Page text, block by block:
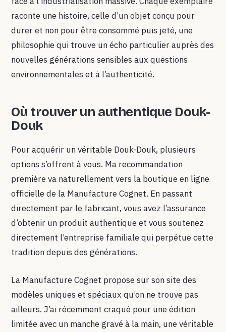
raconte une histoire, celle d’un objet conçu pour
durer et non pour être consommé puis jeté, une
philosophie qui trouve un écho particulier auprès des
nouvelles générations sensibles aux questions
environnementales et à l’authenticité.
Où trouver un authentique Douk-
Douk
Pour acquérir un véritable Douk-Douk, plusieurs
options s’offrent à vous. Ma recommandation
première va naturellement vers la boutique en ligne
officielle de la Manufacture Cognet. En passant
directement par le fabricant, vous avez l’assurance
d’obtenir un produit authentique et vous soutenez
directement l’entreprise familiale qui perpétue cette
tradition depuis des générations.
La Manufacture Cognet propose sur son site des
modèles uniques et spéciaux qu’on ne trouve pas
ailleurs. J’ai récemment craqué pour une édition
limitée avec un manche gravé à la main, une véritable